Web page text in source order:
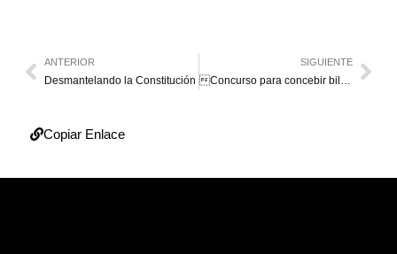
ANTERIOR
Desmantelando la Constitución
SIGUIENTE
Concurso para concebir billetes ya fenecidos
Copiar Enlace